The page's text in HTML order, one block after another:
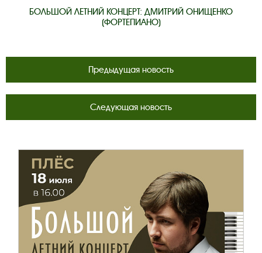
БОЛЬШОЙ ЛЕТНИЙ КОНЦЕРТ: ДМИТРИЙ ОНИЩЕНКО
(ФОРТЕПИАНО)
Предыдущая новость
Следующая новость